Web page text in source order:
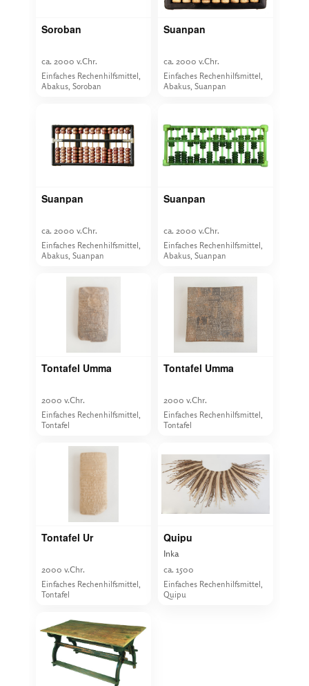
Soroban
ca. 2000 v.Chr.
Einfaches Rechenhilfsmittel,
Abakus, Soroban
Suanpan
ca. 2000 v.Chr.
Einfaches Rechenhilfsmittel,
Abakus, Suanpan
Suanpan
ca. 2000 v.Chr.
Einfaches Rechenhilfsmittel,
Abakus, Suanpan
Suanpan
ca. 2000 v.Chr.
Einfaches Rechenhilfsmittel,
Abakus, Suanpan
Tontafel Umma
2000 v.Chr.
Einfaches Rechenhilfsmittel,
Tontafel
Tontafel Umma
2000 v.Chr.
Einfaches Rechenhilfsmittel,
Tontafel
Tontafel Ur
2000 v.Chr.
Einfaches Rechenhilfsmittel,
Tontafel
Quipu
Inka
ca. 1500
Einfaches Rechenhilfsmittel,
Quipu